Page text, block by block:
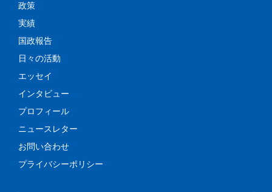
政策
実績
国政報告
日々の活動
エッセイ
インタビュー
プロフィール
ニュースレター
お問い合わせ
プライバシーポリシー